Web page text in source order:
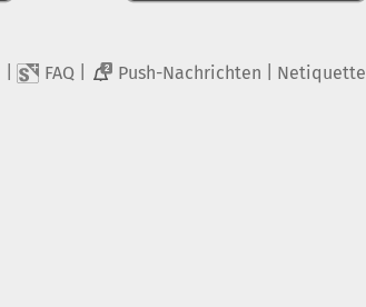
FAQ 2 Push-Nachrichten Netiquette